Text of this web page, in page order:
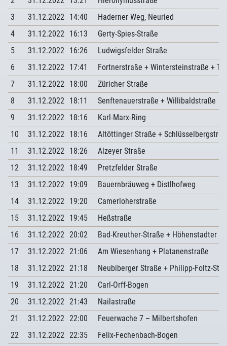
3
31.12.2022 14:40
Haderner Weg, Neuried
4
31.12.2022 16:13
Gerty-Spies-Straße
5
31.12.2022 16:26
Ludwigsfelder Straße
6
31.12.2022 17:41
Fortnerstraße + Wintersteinstraße +
7
31.12.2022 18:00
Züricher Straße
8
31.12.2022 18:11
Senftenauerstraße + Willibaldstraße
9
31.12.2022 18:16
Karl-Marx-Ring
10
31.12.2022 18:16
Altöttinger Straße +
11
31.12.2022 18:26
Alzeyer Straße
12
31.12.2022 18:49
Pretzfelder Straße
13
31.12.2022 19:09
Bauernbräuweg + Distlhofweg
14
31.12.2022 19:20
Camerloherstraße
15
31.12.2022 19:45
Heßstraße
16
31.12.2022 20:02
Bad-Kreuther-Straße + Höhenstadter
17
31.12.2022 21:06
Am Wiesenhang + Platanenstraße
18
31.12.2022 21:18
Neubiberger Straße + Philipp-Foltz-
19
31.12.2022 21:20
Carl-Orff-Bogen
20
31.12.2022 21:43
Nailastraße
21
31.12.2022 22:00
Feuerwache 7 – Milbertshofen
22
31.12.2022 22:35
Felix-Fechenbach-Bogen